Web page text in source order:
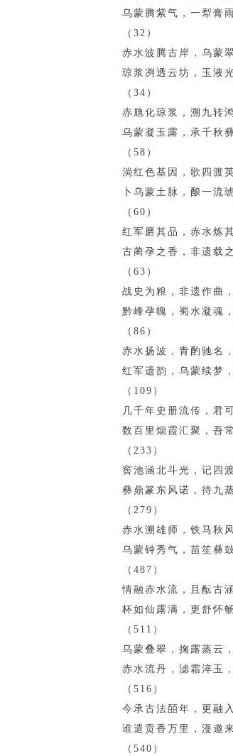
乌蒙腾紫气，一犁膏
（32）
赤水波腾古岸，乌蒙
琼浆冽透云坊，玉液
（34）
赤虺化琼浆，溯九转
乌蒙凝玉露，承千秋
（58）
淌红色基因，歌四渡
卜乌蒙土脉，酿一流
（60）
红军磨其品，赤水炼
古蔺孕之香，非遗载
（63）
战史为粮，非遗作曲
黔峰孕魄，蜀水凝魂
（86）
赤水扬波，青酌驰名
红军遗韵，乌蒙续梦
（109）
几千年史册流传，君
数百里烟霞汇聚，吾
（233）
窖池涵北斗光，记四
彝鼎篆东风诺，待九
（279）
赤水溯雄师，铁马秋
乌蒙钟秀气，苗笙彝
（487）
情融赤水流，且酝古
杯如仙露满，更舒怀
（511）
乌蒙叠翠，掬露蒸云
赤水流丹，滤霜淬玉
（516）
今承古法皕年，更融
谁遣贡香万里，漫邀
（540）